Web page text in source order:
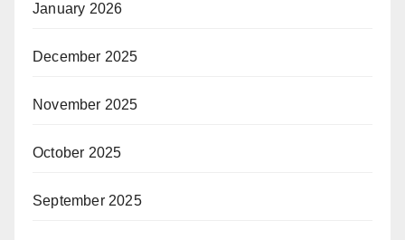
January 2026
December 2025
November 2025
October 2025
September 2025